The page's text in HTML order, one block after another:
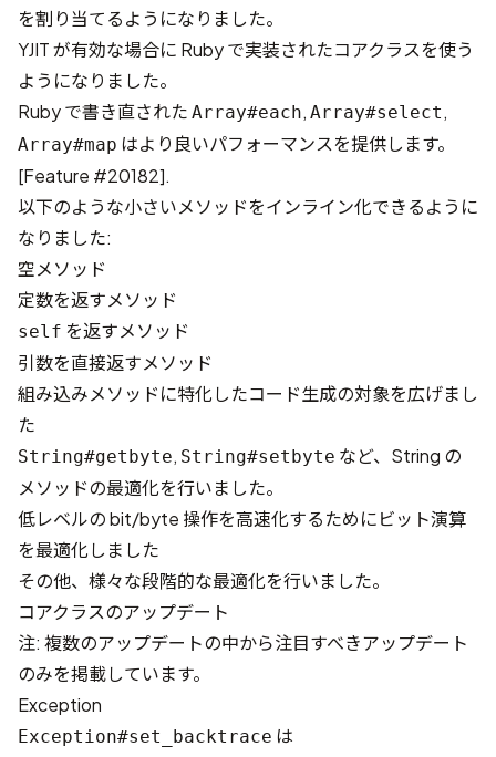
を割り当てるようになりました。
YJIT が有効な場合に Ruby で実装されたコアクラスを使う
ようになりました。
Ruby で書き直された Array#each, Array#select ,
Array#map はより良いパフォーマンスを提供します。
[Feature #20182].
以下のような小さいメソッドをインライン化できるように
なりました:
空メソッド
定数を返すメソッド
self を返すメソッド
引数を直接返すメソッド
組み込みメソッドに特化したコード生成の対象を広げまし
た
String#getbyte, String#setbyte など、String の
メソッドの最適化を行いました。
低レベルの bit/byte 操作を高速化するためにビット演算
を最適化しました
その他、様々な段階的な最適化を行いました。
コアクラスのアップデート
注: 複数のアップデートの中から注目すべきアップデート
のみを掲載しています。
Exception
Exception#set_backtrace は